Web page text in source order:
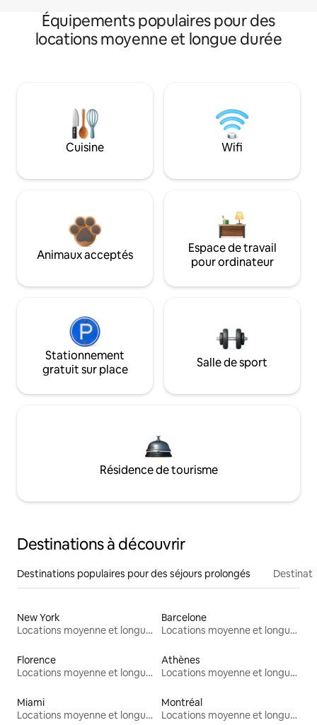
Équipements populaires pour des
locations moyenne et longue durée
Cuisine Wifi
Animaux acceptés
Espace de travail
pour ordinateur
Stationnement
gratuit sur place
Salle de sport
Résidence de tourisme
Destinations à découvrir
Destinations populaires pour des séjours prolongés
New York
Locations moyenne et longue durée
Barcelone
Locations moyenne et longue durée
Florence
Locations moyenne et longue durée
Athènes
Locations moyenne et longue durée
Miami
Locations moyenne et longue durée
Montréal
Locations moyenne et longue durée